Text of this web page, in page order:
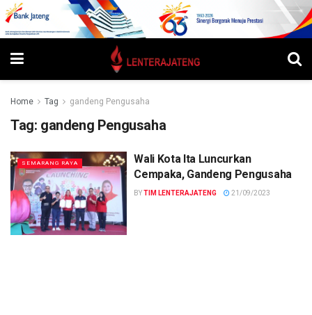
Home Tag gandeng Pengusaha
Tag: gandeng Pengusaha
SEMARANG RAYA
Wali Kota Ita Luncurkan
Cempaka, Gandeng Pengusaha
BYTIM LENTERAJATENG 21/09/2023